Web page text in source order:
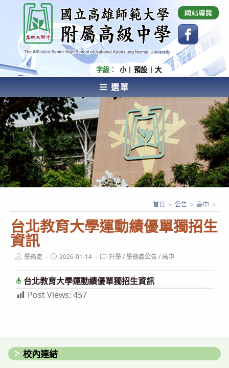
內
容
國立高雄師範大學附屬高級中學 Affiliated Senior
High School of National Kaohsiung Normal
University
字級： 小 預設 大
選單
AFFILIATED SENIOR HIGH SCHOOL OF NATIONAL
KAOHSIUNG NORMAL UNIVERSITY
台北教育大學運動績優單獨招生
資訊
首頁 > 公告 > 高中 >
Post學務處
Post2026-01-14
Post升學/學務處公告/高中
台北教育大學運動績優單獨招生資訊
Post Views: 457
校內連結